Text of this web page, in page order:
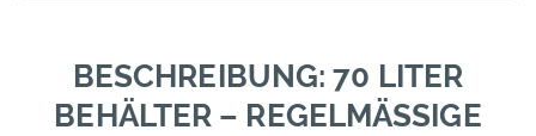
BESCHREIBUNG: 70 LITER
BEHÄLTER – REGELMÄSSIGE A